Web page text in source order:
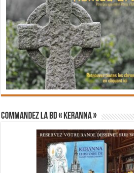
Commandez la BD « Keranna »